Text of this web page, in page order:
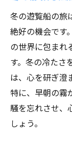
冬の遊覧船の旅
絶好の機会です
の世界に包まれ
す。冬の冷たさ
は、心を研ぎ澄
特に、早朝の霧
騒を忘れさせ、
しょう。